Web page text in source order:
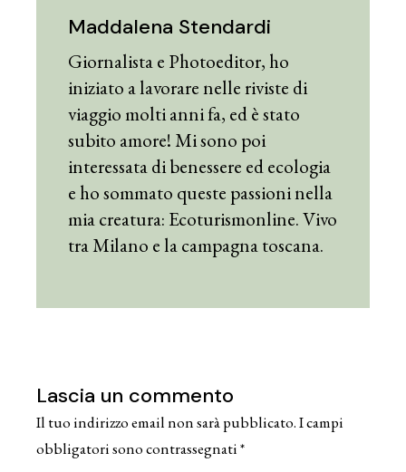
Maddalena Stendardi
Giornalista e Photoeditor, ho
iniziato a lavorare nelle riviste di
viaggio molti anni fa, ed è stato
subito amore! Mi sono poi
interessata di benessere ed ecologia
e ho sommato queste passioni nella
mia creatura: Ecoturismonline. Vivo
tra Milano e la campagna toscana.
Lascia un commento
Il tuo indirizzo email non sarà pubblicato.I campi
obbligatori sono contrassegnati*